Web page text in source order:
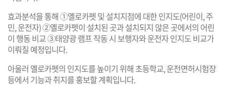
효과분석을 통해 ①옐로카펫 및 설치지점에 대한 인지도(어린이, 주
민, 운전자) ②옐로카펫이 설치된 곳과 설치되지 않은 곳에서의 어린
이 행동 비교 ③태양광 램프 작동 시 보행자와 운전자 인지도 비교가
이뤄질 예정입니다.
아울러 옐로카펫의 인지도를 높이기 위해 초등학교, 운전면허시험장
등에서 기능과 취지를 홍보할 계획입니다.